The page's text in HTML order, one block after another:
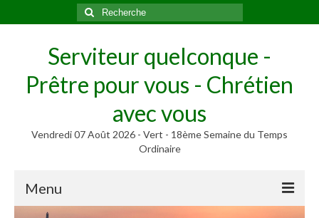
Rechercher
:
Serviteur quelconque -
Prêtre pour vous - Chrétien
avec vous
Vendredi 07 Août 2026 - Vert - 18ème Semaine du Temps
Ordinaire
Menu